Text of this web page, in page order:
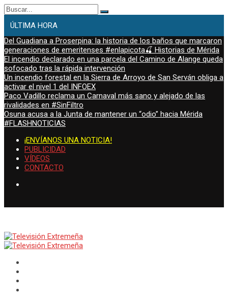
Buscar:
ÚLTIMA HORA
Del Guadiana a Proserpina: la historia de los baños que marcaron
generaciones de emeritenses #enlapicota🍒 Historias de Mérida
El incendio declarado en una parcela del Camino de Alange queda
sofocado tras la rápida intervención
Un incendio forestal en la Sierra de Arroyo de San Serván obliga a
activar el nivel 1 del INFOEX
Paco Vadillo reclama un Carnaval más sano y alejado de las
rivalidades en #SinFiltro
Osuna acusa a la Junta de mantener un “odio” hacia Mérida
#FLASHNOTICIAS
¡ENVÍANOS UNA NOTICIA!
PUBLICIDAD
VÍDEOS
CONTACTO